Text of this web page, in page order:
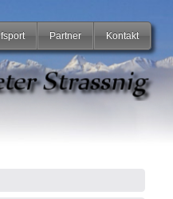
Partner Kontakt